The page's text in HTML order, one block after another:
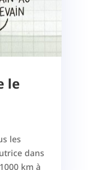
le
les
dans
km à